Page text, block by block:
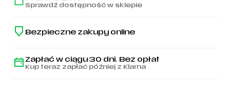
Sprawdź dostępność w sklepie
Bezpieczne zakupy online
Zapłać w ciągu 30 dni. Bez opłat
Kup teraz zapłać później z Klarna